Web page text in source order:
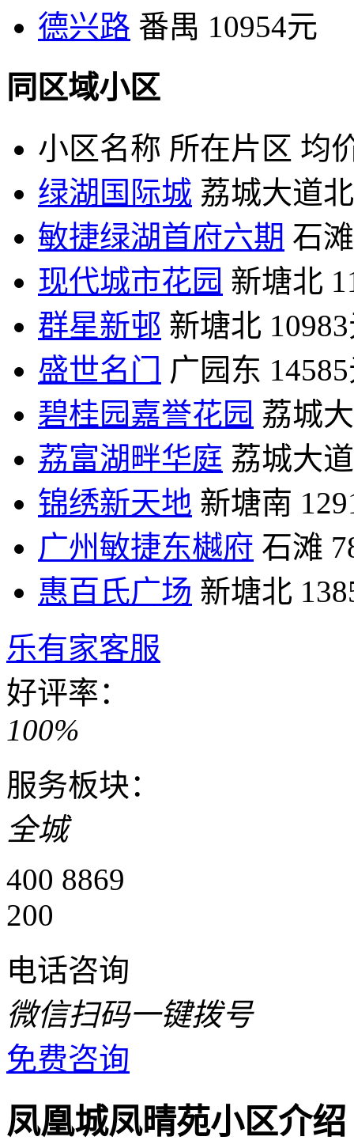
德兴路 番禺 10954元
同区域小区
小区名称 所在片区 均
绿湖国际城 荔城大道北
敏捷绿湖首府六期 石滩
现代城市花园 新塘北
群星新邨 新塘北
盛世名门 广园东
碧桂园嘉誉花园 荔城
荔富湖畔华庭 荔城大
锦绣新天地 新塘南
广州敏捷东樾府 石滩
惠百氏广场 新塘北
乐有家客服
好评率：
100%
服务板块：
全城
400 8869
200
电话咨询
微信扫码一键拨号
免费咨询
凤凰城凤晴苑小区介绍